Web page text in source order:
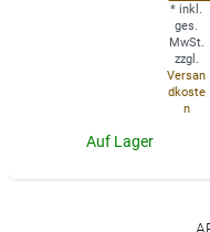
* inkl.
ges.
MwSt.
zzgl.
Versan
dkoste
n
Auf Lager